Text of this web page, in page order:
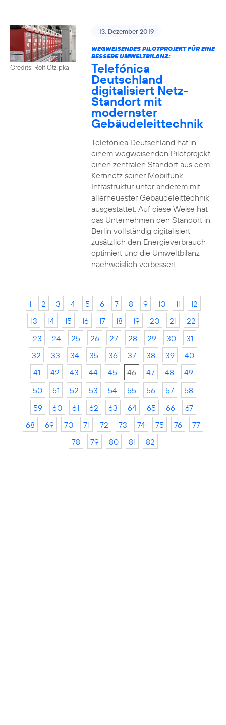
Credits: Rolf Otzipka
13. Dezember 2019
WEGWEISENDES PILOTPROJEKT FÜR EINE
BESSERE UMWELTBILANZ:
Telefónica
Deutschland
digitalisiert Netz-
Standort mit
modernster
Gebäudeleittechnik
Telefónica Deutschland hat in
einem wegweisenden Pilotprojekt
einen zentralen Standort aus dem
Kernnetz seiner Mobilfunk-
Infrastruktur unter anderem mit
allerneuester Gebäudeleittechnik
ausgestattet. Auf diese Weise hat
das Unternehmen den Standort in
Berlin vollständig digitalisiert,
zusätzlich den Energieverbrauch
optimiert und die Umweltbilanz
nachweislich verbessert.
1 2 3 4 5 6 7 8 9 10 11
12
13
14 15 16 17 18 19 20 21
22
23
24 25 26 27 28 29 30
31
32
33 34 35 36 37 38 39
40
41
42 43 44 45 46 47 48
49
50
51 52 53 54 55 56 57
58
59
60 61 62 63 64 65 66
67
68
69 70 71 72 73 74 75 76
77
78
79 80 81 82